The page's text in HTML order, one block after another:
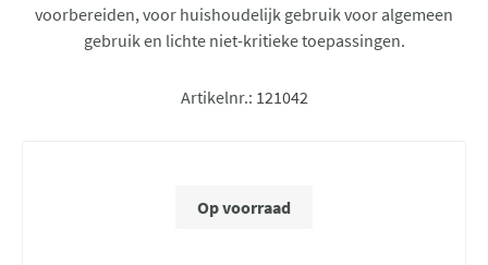
voorbereiden, voor huishoudelijk gebruik voor algemeen
gebruik en lichte niet-kritieke toepassingen.
Artikelnr.: 121042
Op voorraad